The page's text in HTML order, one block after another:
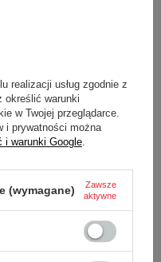
ZIMOWA TEAM
F1 2026
zł / szt.
realizacji usług zgodnie z
określić warunki
w Twojej przeglądarce.
i prywatności można
i warunki Google.
(wymagane)
Zawsze
aktywne